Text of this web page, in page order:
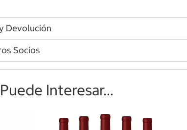
Devolución
Socios
Interesar...